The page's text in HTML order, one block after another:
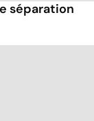
séparation